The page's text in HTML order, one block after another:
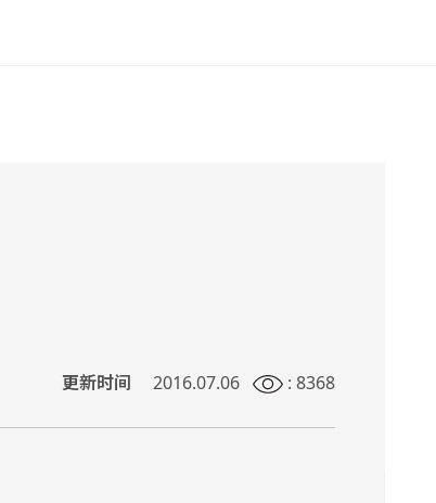
更新时间 2016.07.06 : 8368